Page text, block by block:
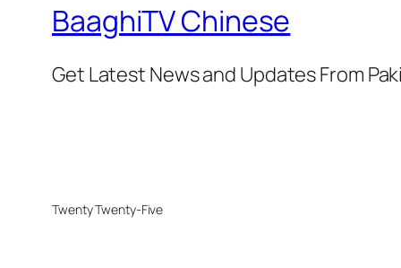
BaaghiTV Chinese
Get Latest News and Updates From
Twenty Twenty-Five